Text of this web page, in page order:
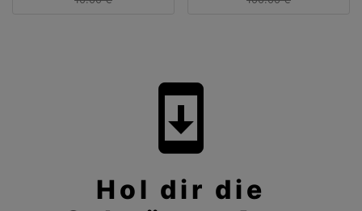
system_update
Hol dir die